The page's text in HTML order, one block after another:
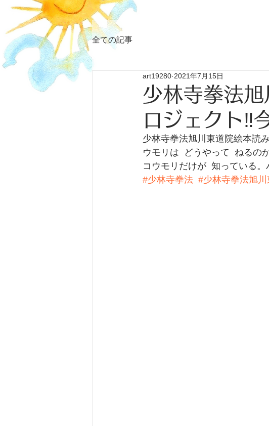
全ての記事
少林寺拳法
ロジェクト‼️
art19280 2021年7月15日
少林寺拳法旭川東道院絵本読
ウモリは  どうやって  ねるの
コウモリだけが  知っている
#少林寺拳法 #少林寺拳法旭